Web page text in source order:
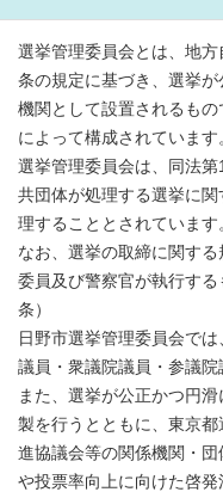
選挙管理委員会とは、地
条の規定に基づき、選挙
機関として設置されるも
によって構成されています
選挙管理委員会は、同法
共団体が処理する選挙に
理することとされています
なお、選挙の取締に関す
委員及び警察官が執行す
条）
日野市選挙管理委員会で
議員・衆議院議員・参議院
また、選挙が公正かつ円
製を行うとともに、東京
進協議会等の関係機関・
や投票率向上に向けた啓発